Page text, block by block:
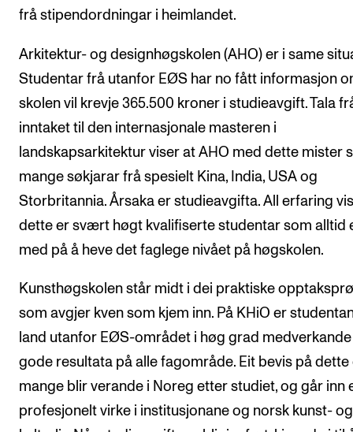
frå stipendordningar i heimlandet.
Arkitektur- og designhøgskolen (AHO) er i same
Studentar frå utanfor EØS har no fått informasjon
skolen vil krevje 365.500 kroner i studieavgift. Tala
inntaket til den internasjonale masteren i
landskapsarkitektur viser at AHO med dette mister
mange søkjarar frå spesielt Kina, India, USA og
Storbritannia. Årsaka er studieavgifta. All erfaring
dette er svært høgt kvalifiserte studentar som alltid
med på å heve det faglege nivået på høgskolen.
Kunsthøgskolen står midt i dei praktiske
som avgjer kven som kjem inn. På KHiO er
land utanfor EØS-området i høg grad
gode resultata på alle fagområde. Eit bevis på dette
mange blir verande i Noreg etter studiet, og går inn
profesjonelt virke i institusjonane og norsk kunst- og